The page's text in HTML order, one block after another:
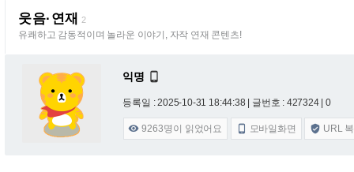
웃음·연재 2
유쾌하고 감동적이며 놀라운 이야기, 자작 연재 콘텐츠!
익명 
등록일 : 2025-10-31 18:44:38 | 글번호 : 427324 | 0
 9263명이 읽었어요  모바일화면  URL